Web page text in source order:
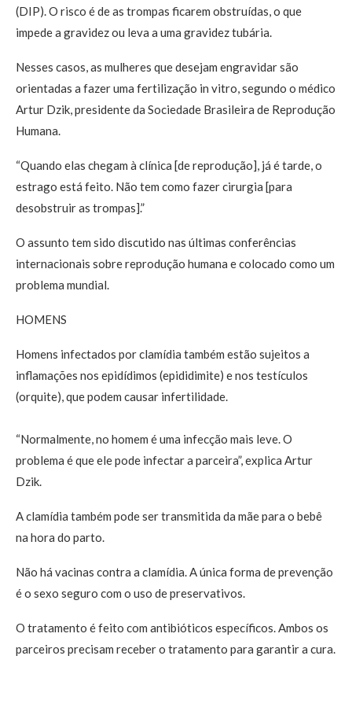
(DIP). O risco é de as trompas ficarem obstruídas, o que
impede a gravidez ou leva a uma gravidez tubária.
Nesses casos, as mulheres que desejam engravidar são
orientadas a fazer uma fertilização in vitro, segundo o médico
Artur Dzik, presidente da Sociedade Brasileira de Reprodução
Humana.
“Quando elas chegam à clínica [de reprodução], já é tarde, o
estrago está feito. Não tem como fazer cirurgia [para
desobstruir as trompas].”
O assunto tem sido discutido nas últimas conferências
internacionais sobre reprodução humana e colocado como um
problema mundial.
HOMENS
Homens infectados por clamídia também estão sujeitos a
inflamações nos epidídimos (epididimite) e nos testículos
(orquite), que podem causar infertilidade.
“Normalmente, no homem é uma infecção mais leve. O
problema é que ele pode infectar a parceira”, explica Artur
Dzik.
A clamídia também pode ser transmitida da mãe para o bebê
na hora do parto.
Não há vacinas contra a clamídia. A única forma de prevenção
é o sexo seguro com o uso de preservativos.
O tratamento é feito com antibióticos específicos. Ambos os
parceiros precisam receber o tratamento para garantir a cura.